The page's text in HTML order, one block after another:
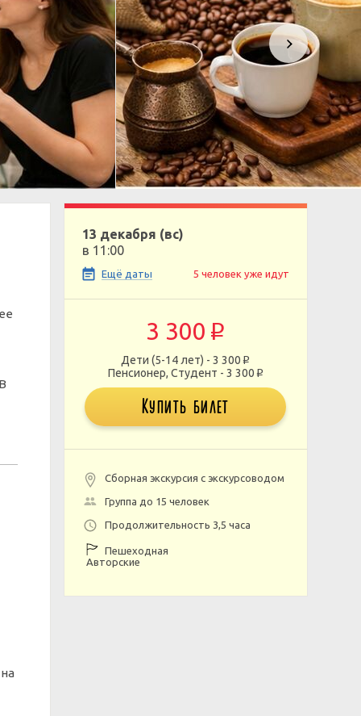
13 декабря (вс)
в 11:00
Ещё даты 5 человек уже идут
3 300 p
Дети (5-14 лет) - 3 300 p
Пенсионер, Студент - 3 300 p
Купить билет
Сборная экскурсия с экскурсоводом
Группа до 15 человек
Продолжительность 3,5 часа
Пешеходная
Авторские